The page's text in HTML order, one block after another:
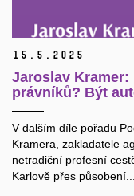
15. 5. 2025
Jaroslav
právníků? Být
V dalším díle pořadu
Kramera, zakladatele
netradiční profesní
Karlově přes působení...